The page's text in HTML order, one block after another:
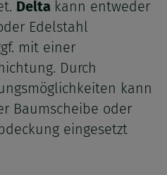
Delta kann entweder
Edelstahl
mit einer
Durch
kann
Baumscheibe oder
eingesetzt